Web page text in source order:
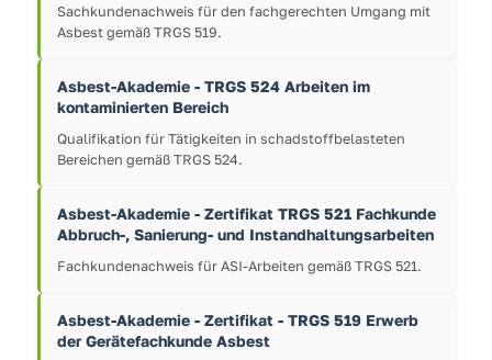
Sachkundenachweis für den fachgerechten Umgang mit
Asbest gemäß TRGS 519.
Asbest-Akademie - TRGS 524 Arbeiten im
kontaminierten Bereich
Qualifikation für Tätigkeiten in schadstoffbelasteten
Bereichen gemäß TRGS 524.
Asbest-Akademie - Zertifikat TRGS 521 Fachkunde
Abbruch-, Sanierung- und Instandhaltungsarbeiten
Fachkundenachweis für ASI-Arbeiten gemäß TRGS 521.
Asbest-Akademie - Zertifikat - TRGS 519 Erwerb
der Gerätefachkunde Asbest